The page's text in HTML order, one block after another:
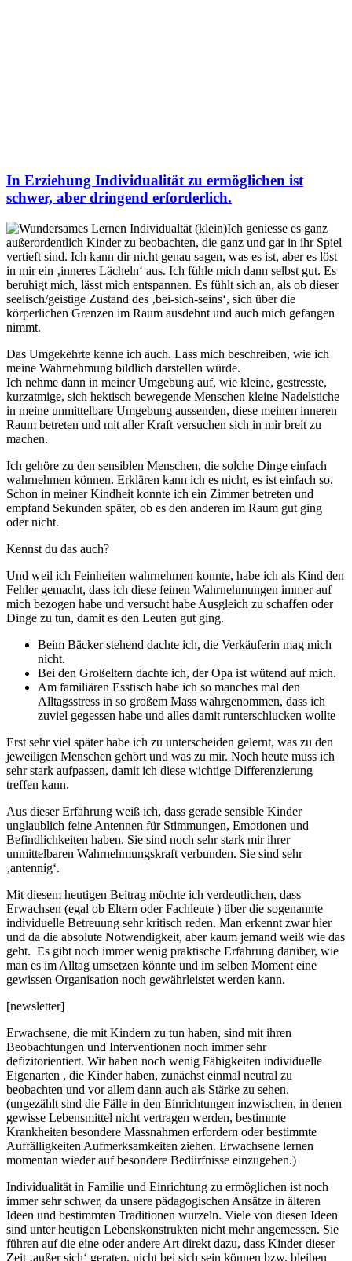
In Erziehung Individualität zu ermöglichen ist
schwer, aber dringend erforderlich.
Ich geniesse es ganz
außerordentlich Kinder zu beobachten, die ganz und gar in ihr Spiel
vertieft sind. Ich kann dir nicht genau sagen, was es ist, aber es löst
in mir ein ‚inneres Lächeln‘ aus. Ich fühle mich dann selbst gut. Es
beruhigt mich, lässt mich entspannen. Es fühlt sich an, als ob dieser
seelisch/geistige Zustand des ‚bei-sich-seins‘, sich über die
körperlichen Grenzen im Raum ausdehnt und auch mich gefangen
nimmt.
Das Umgekehrte kenne ich auch. Lass mich beschreiben, wie ich
meine Wahrnehmung bildlich darstellen würde.
Ich nehme dann in meiner Umgebung auf, wie kleine, gestresste,
kurzatmige, sich hektisch bewegende Menschen kleine Nadelstiche
in meine unmittelbare Umgebung aussenden, diese meinen inneren
Raum betreten und mit aller Kraft versuchen sich in mir breit zu
machen.
Ich gehöre zu den sensiblen Menschen, die solche Dinge einfach
wahrnehmen können. Erklären kann ich es nicht, es ist einfach so.
Schon in meiner Kindheit konnte ich ein Zimmer betreten und
empfand Sekunden später, ob es den anderen im Raum gut ging
oder nicht.
Kennst du das auch?
Und weil ich Feinheiten wahrnehmen konnte, habe ich als Kind den
Fehler gemacht, dass ich diese feinen Wahrnehmungen immer auf
mich bezogen habe und versucht habe Ausgleich zu schaffen oder
Dinge zu tun, damit es den Leuten gut ging.
Beim Bäcker stehend dachte ich, die Verkäuferin mag mich
nicht.
Bei den Großeltern dachte ich, der Opa ist wütend auf mich.
Am familiären Esstisch habe ich so manches mal den
Alltagsstress in so großem Mass wahrgenommen, dass ich
zuviel gegessen habe und alles damit runterschlucken wollte
Erst sehr viel später habe ich zu unterscheiden gelernt, was zu den
jeweiligen Menschen gehört und was zu mir. Noch heute muss ich
sehr stark aufpassen, damit ich diese wichtige Differenzierung
treffen kann.
Aus dieser Erfahrung weiß ich, dass gerade sensible Kinder
unglaublich feine Antennen für Stimmungen, Emotionen und
Befindlichkeiten haben. Sie sind noch sehr stark mir ihrer
unmittelbaren Wahrnehmungskraft verbunden. Sie sind sehr
‚antennig‘.
Mit diesem heutigen Beitrag möchte ich verdeutlichen, dass
Erwachsen (egal ob Eltern oder Fachleute ) über die sogenannte
individuelle Betreuung sehr kritisch reden. Man erkennt zwar hier
und da die absolute Notwendigkeit, aber kaum jemand weiß wie das
geht. Es gibt noch immer wenig praktische Erfahrung darüber, wie
man es im Alltag umsetzen könnte und im selben Moment eine
gewissen Organisation noch gewährleistet werden kann.
[newsletter]
Erwachsene, die mit Kindern zu tun haben, sind mit ihren
Beobachtungen und Interventionen noch immer sehr
defizitorientiert. Wir haben noch wenig Fähigkeiten individuelle
Eigenarten , die Kinder haben, zunächst einmal neutral zu
beobachten und vor allem dann auch als Stärke zu sehen.
(ungezählt sind die Fälle in den Einrichtungen inzwischen, in denen
gewisse Lebensmittel nicht vertragen werden, bestimmte
Krankheiten besondere Massnahmen erfordern oder bestimmte
Auffälligkeiten Aufmerksamkeiten ziehen. Erwachsene lernen
momentan wieder auf besondere Bedürfnisse einzugehen.)
Individualität in Familie und Einrichtung zu ermöglichen ist noch
immer sehr schwer, da unsere pädagogischen Ansätze in älteren
Ideen und bestimmten Traditionen wurzeln. Viele von diesen Ideen
sind unter heutigen Lebenskonstrukten nicht mehr angemessen. Sie
führen auf die eine oder andere Art direkt dazu, dass Kinder dieser
Zeit ‚außer sich‘ geraten, nicht bei sich sein können bzw. bleiben